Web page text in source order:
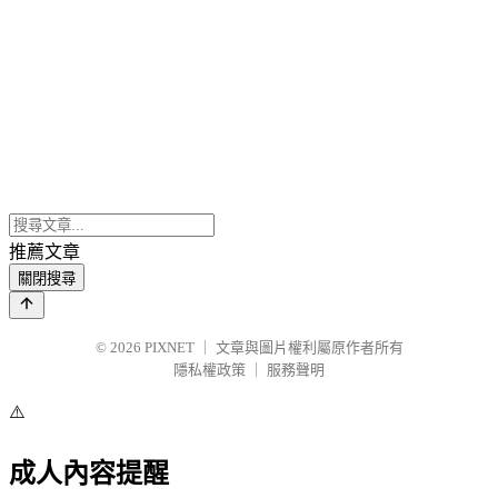
推薦文章
關閉搜尋
© 2026 PIXNET
文章與圖片權利屬原作者所有
隱私權政策
服務聲明
⚠️
成人內容提醒